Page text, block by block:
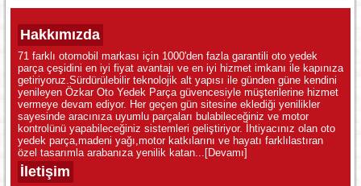
Hakkımızda
71 farklı otomobil markası için 1000'den fazla garantili oto yedek
parça çeşidini en iyi fiyat avantajı ve en iyi hizmet imkanı ile kapınıza
getiriyoruz.Sürdürülebilir teknolojik alt yapısı ile günden güne kendini
yenileyen Özkar Oto Yedek Parça güvencesiyle müşterilerine hizmet
vermeye devam ediyor. Her geçen gün sitesine eklediği yenilikler
sayesinde aracınıza uyumlu parçaları bulabileceğiniz ve motor
kontrolünü yapabileceğiniz sistemleri geliştiriyor. İhtiyacınız olan oto
yedek parça,madeni yağı,motor katkılarını ve hayatı farklılastıran
özel tasarımla arabanıza yenilik katan... [Devamı]
İletişim